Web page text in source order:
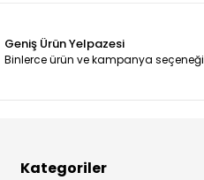
Geniş Ürün Yelpazesi
Binlerce ürün ve kampanya seçeneği
Kategoriler